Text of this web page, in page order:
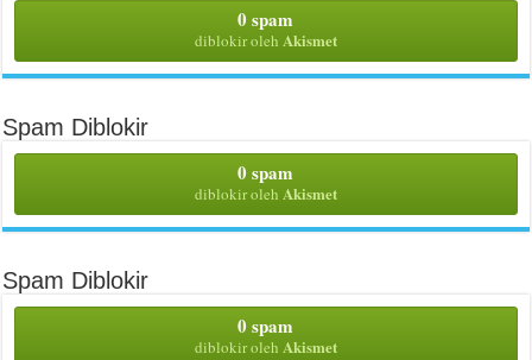
0 spam
diblokir oleh Akismet
Spam Diblokir
0 spam
diblokir oleh Akismet
Spam Diblokir
0 spam
diblokir oleh Akismet